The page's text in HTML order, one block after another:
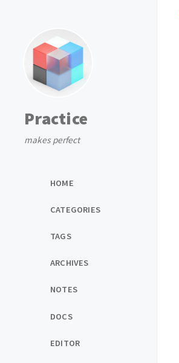
Practice
makes perfect
HOME
CATEGORIES
TAGS
ARCHIVES
NOTES
DOCS
EDITOR